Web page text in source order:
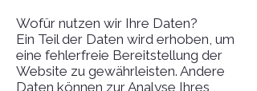
Wofür nutzen wir Ihre Daten?
Ein Teil der Daten wird erhoben, um
eine fehlerfreie Bereitstellung der
Website zu gewährleisten. Andere
Daten können zur Analyse Ihres